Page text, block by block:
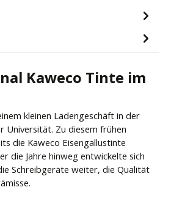
Kaweco Tinte im
kleinen Ladengeschäft in der
Universität. Zu diesem frühen
die Kaweco Eisengallustinte
die Jahre hinweg entwickelte sich
Schreibgeräte weiter, die Qualität